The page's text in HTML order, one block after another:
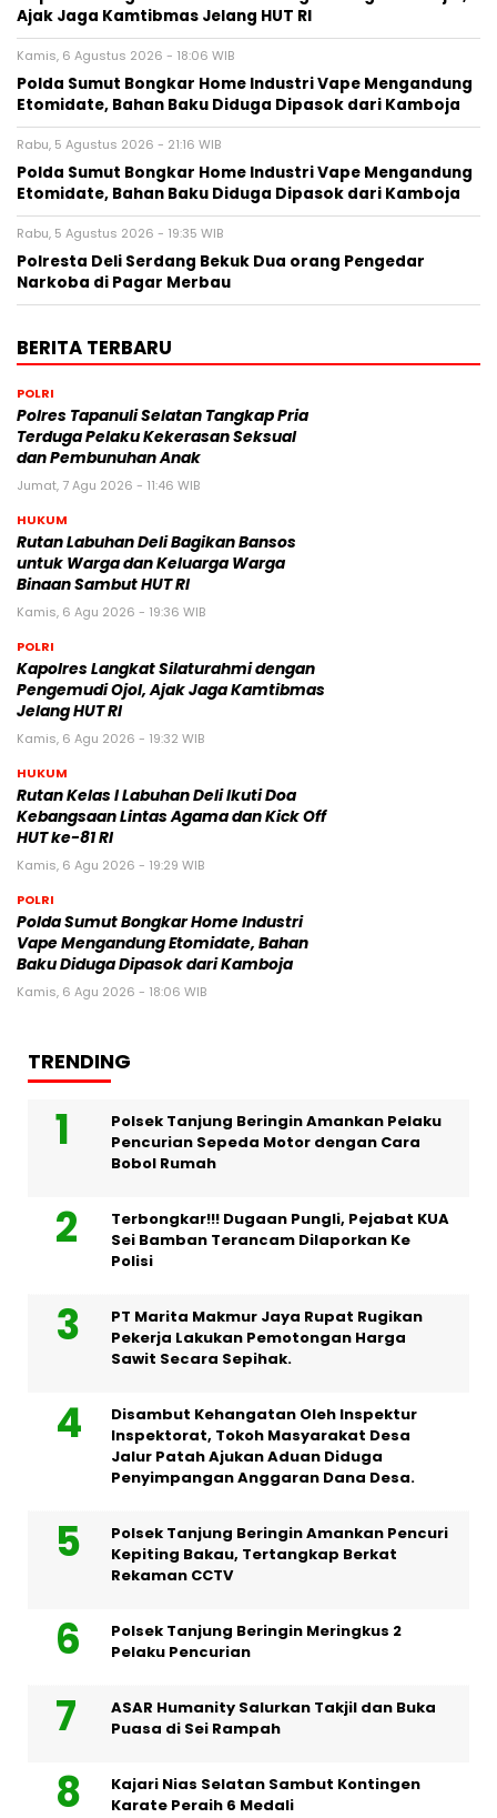
Ajak Jaga Kamtibmas Jelang HUT RI
Kamis, 6 Agustus 2026 - 18:06 WIB
Polda Sumut Bongkar Home Industri Vape Mengandung
Etomidate, Bahan Baku Diduga Dipasok dari Kamboja
Rabu, 5 Agustus 2026 - 21:16 WIB
Polda Sumut Bongkar Home Industri Vape Mengandung
Etomidate, Bahan Baku Diduga Dipasok dari Kamboja
Rabu, 5 Agustus 2026 - 19:35 WIB
Polresta Deli Serdang Bekuk Dua orang Pengedar
Narkoba di Pagar Merbau
BERITA TERBARU
POLRI
Polres Tapanuli Selatan Tangkap Pria
Terduga Pelaku Kekerasan Seksual
dan Pembunuhan Anak
Jumat, 7 Agu 2026 - 11:46 WIB
HUKUM
Rutan Labuhan Deli Bagikan Bansos
untuk Warga dan Keluarga Warga
Binaan Sambut HUT RI
Kamis, 6 Agu 2026 - 19:36 WIB
POLRI
Kapolres Langkat Silaturahmi dengan
Pengemudi Ojol, Ajak Jaga Kamtibmas
Jelang HUT RI
Kamis, 6 Agu 2026 - 19:32 WIB
HUKUM
Rutan Kelas I Labuhan Deli Ikuti Doa
Kebangsaan Lintas Agama dan Kick Off
HUT ke-81 RI
Kamis, 6 Agu 2026 - 19:29 WIB
POLRI
Polda Sumut Bongkar Home Industri
Vape Mengandung Etomidate, Bahan
Baku Diduga Dipasok dari Kamboja
Kamis, 6 Agu 2026 - 18:06 WIB
TRENDING
Polsek Tanjung Beringin Amankan Pelaku
Pencurian Sepeda Motor dengan Cara
Bobol Rumah
Terbongkar!!! Dugaan Pungli, Pejabat KUA
Sei Bamban Terancam Dilaporkan Ke
Polisi
PT Marita Makmur Jaya Rupat Rugikan
Pekerja Lakukan Pemotongan Harga
Sawit Secara Sepihak.
Disambut Kehangatan Oleh Inspektur
Inspektorat, Tokoh Masyarakat Desa
Jalur Patah Ajukan Aduan Diduga
Penyimpangan Anggaran Dana Desa.
Polsek Tanjung Beringin Amankan Pencuri
Kepiting Bakau, Tertangkap Berkat
Rekaman CCTV
Polsek Tanjung Beringin Meringkus 2
Pelaku Pencurian
ASAR Humanity Salurkan Takjil dan Buka
Puasa di Sei Rampah
Kajari Nias Selatan Sambut Kontingen
Karate Peraih 6 Medali